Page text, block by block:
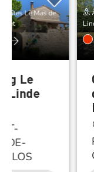
Gîtes Le Mas de
Le
Linde
DE-